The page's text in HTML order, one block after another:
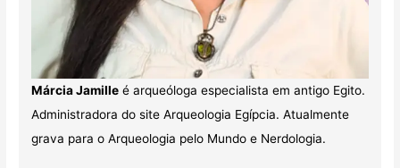
Márcia Jamilleé arqueóloga especialista em antigo Egito.
Administradora do site Arqueologia Egípcia. Atualmente
grava para o Arqueologia pelo Mundo e Nerdologia.